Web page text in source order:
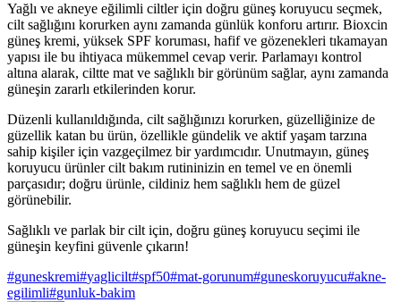
Yağlı ve akneye eğilimli ciltler için doğru güneş koruyucu seçmek,
cilt sağlığını korurken aynı zamanda günlük konforu artırır. Bioxcin
güneş kremi, yüksek SPF koruması, hafif ve gözenekleri tıkamayan
yapısı ile bu ihtiyaca mükemmel cevap verir. Parlamayı kontrol
altına alarak, ciltte mat ve sağlıklı bir görünüm sağlar, aynı zamanda
güneşin zararlı etkilerinden korur.
Düzenli kullanıldığında, cilt sağlığınızı korurken, güzelliğinize de
güzellik katan bu ürün, özellikle gündelik ve aktif yaşam tarzına
sahip kişiler için vazgeçilmez bir yardımcıdır. Unutmayın, güneş
koruyucu ürünler cilt bakım rutininizin en temel ve en önemli
parçasıdır; doğru ürünle, cildiniz hem sağlıklı hem de güzel
görünebilir.
Sağlıklı ve parlak bir cilt için, doğru güneş koruyucu seçimi ile
güneşin keyfini güvenle çıkarın!
#guneskremi#yaglicilt#spf50#mat-gorunum#guneskoruyucu#akne-
egilimli#gunluk-bakim